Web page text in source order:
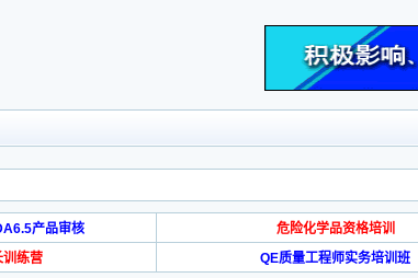
产品审核 危险化学品资格培训
训练营 QE质量工程师实务培训班